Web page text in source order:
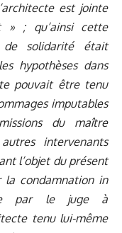
est jointe
» ; qu’ainsi cette
de solidarité était
hypothèses dans
pouvait être tenu
imputables
du maître
intervenants
l’objet du présent
la condamnation in
par le juge à
tenu lui-même